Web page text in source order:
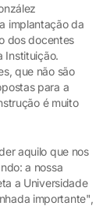
implantação da
dos docentes
Instituição.
que não são
para a
é muito
aquilo que nos
a nossa
a Universidade
importante",